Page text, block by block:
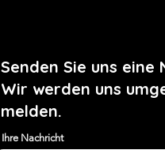
Senden Sie uns eine
Wir werden uns
melden.
Ihre Nachricht